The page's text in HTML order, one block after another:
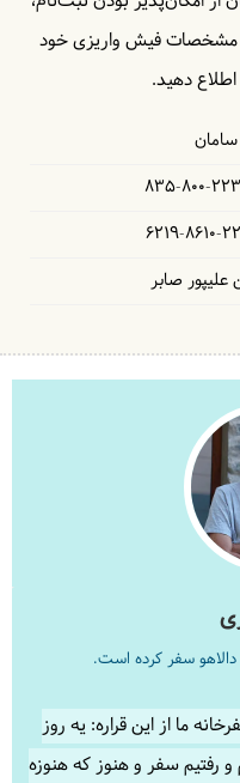
مشخصات فیش واریزی خود
دهید.
835-800-
6219-8610-
علیپور صابر
ما از این قراره: یه روز
رفتیم سفر و هنوز که هنوزه